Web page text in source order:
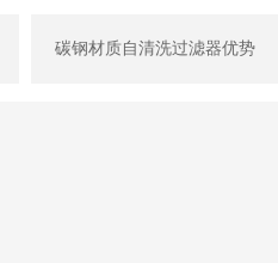
碳钢材质自清洗过滤器优势